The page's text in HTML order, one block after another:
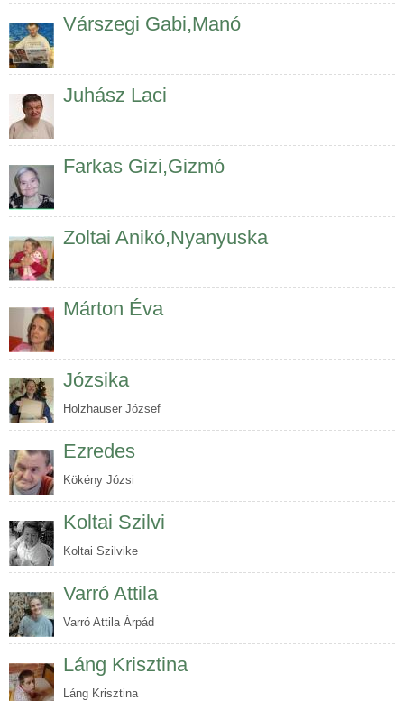
Várszegi Gabi,Manó
Juhász Laci
Farkas Gizi,Gizmó
Zoltai Anikó,Nyanyuska
Márton Éva
Józsika
Holzhauser József
Ezredes
Kökény Józsi
Koltai Szilvi
Koltai Szilvike
Varró Attila
Varró Attila Árpád
Láng Krisztina
Láng Krisztina